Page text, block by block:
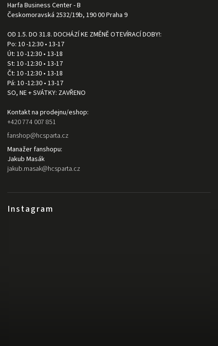
Instagram
Harfa Business Center - B
Českomoravská 2532/19b, 190 00 Praha 9
OD 1.5. DO 31.8. DOCHÁZÍ KE ZMĚNĚ OTEVÍRACÍ DOBY!:
Po: 10 -12:30 • 13-17
Út: 10 -12:30 • 13-18
St: 10 -12:30 • 13-17
Čt: 10 -12:30 • 13-18
Pá: 10 -12:30 • 13-17
SO, NE + SVÁTKY: ZAVŘENO
Kontakt na prodejnu/eshop:
+420 774 007 851
fanshop@hcsparta.cz
Manažer fanshopu:
Jakub Masák
jakub.masak@hcsparta.cz